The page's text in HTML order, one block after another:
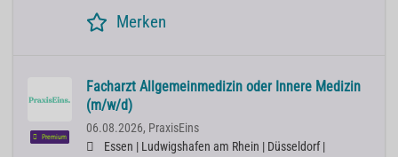
Merken
Premium
Facharzt Allgemeinmedizin oder Innere Medizin
(m/w/d)
06.08.2026, PraxisEins
Essen | Ludwigshafen am Rhein | Düsseldorf |